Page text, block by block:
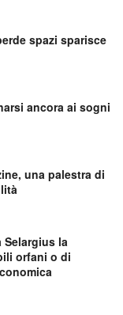
spazi sparisce
ancora ai sogni
una palestra di
Selargius la
orfani o di